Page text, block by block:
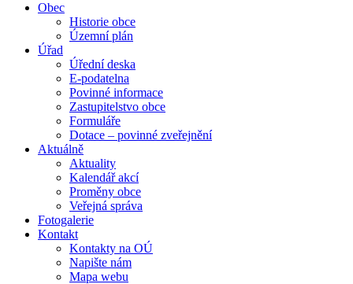
Obec
Historie obce
Územní plán
Úřad
Úřední deska
E-podatelna
Povinné informace
Zastupitelstvo obce
Formuláře
Dotace – povinné zveřejnění
Aktuálně
Aktuality
Kalendář akcí
Proměny obce
Veřejná správa
Fotogalerie
Kontakt
Kontakty na OÚ
Napište nám
Mapa webu